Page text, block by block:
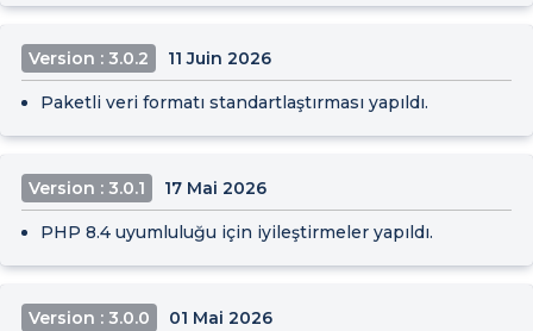
Version : 3.0.2 11 Juin 2026
Paketli veri formatı standartlaştırması yapıldı.
Version : 3.0.1 17 Mai 2026
PHP 8.4 uyumluluğu için iyileştirmeler yapıldı.
Version : 3.0.0 01 Mai 2026